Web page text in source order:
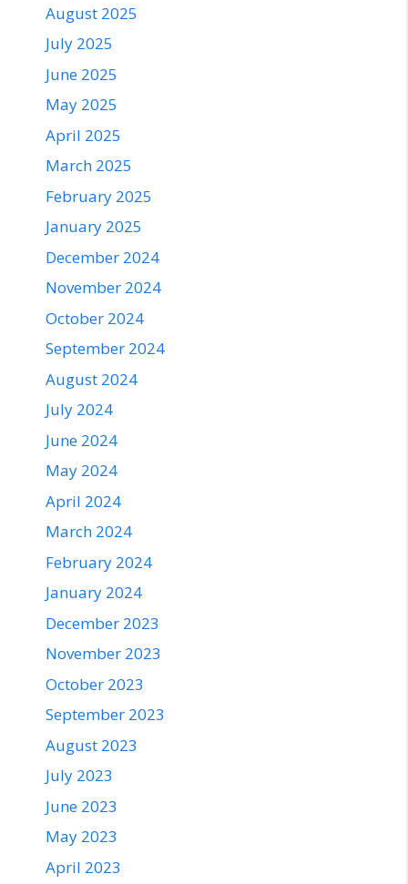
August 2025
July 2025
June 2025
May 2025
April 2025
March 2025
February 2025
January 2025
December 2024
November 2024
October 2024
September 2024
August 2024
July 2024
June 2024
May 2024
April 2024
March 2024
February 2024
January 2024
December 2023
November 2023
October 2023
September 2023
August 2023
July 2023
June 2023
May 2023
April 2023